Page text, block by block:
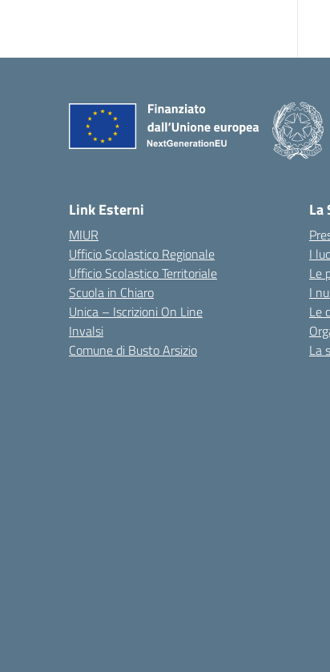
Link Esterni
MIUR
Ufficio Scolastico Regionale
Ufficio Scolastico Territoriale
Scuola in Chiaro
Unica – Iscrizioni On Line
Invalsi
Comune di Busto Arsizio
La
I
Le
I
Le
La